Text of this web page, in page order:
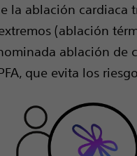
la ablación cardiaca
(ablación
ablación de
que evita los